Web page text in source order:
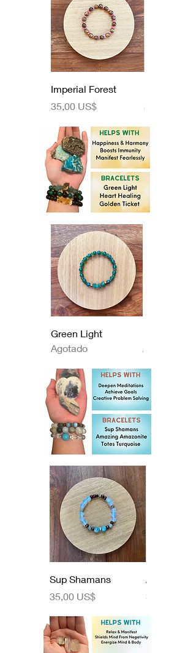
Imperial Forest
Precio
35,00 US$
Precio
35,00 US$
Green Light
Agotado
Agotado
Sup Shamans
Precio
35,00 US$
Amazing
Precio
35,00 US$